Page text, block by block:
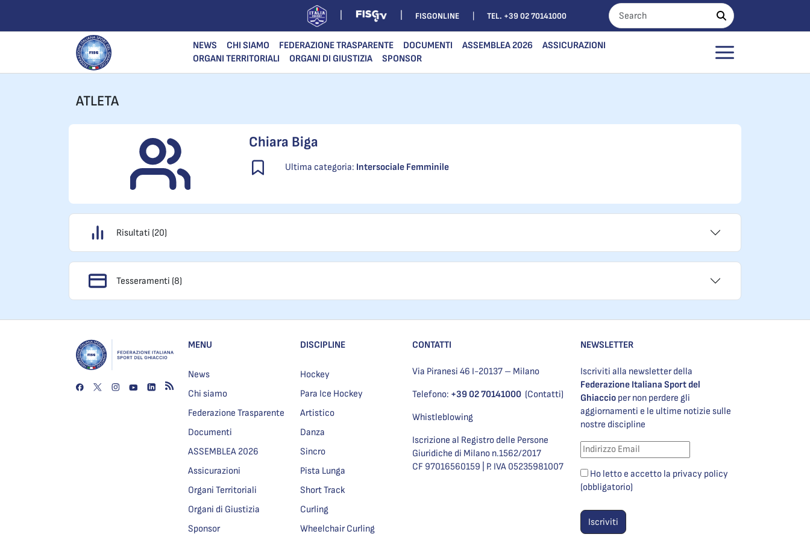
FISGONLINE TEL. +39 02 70141000
NEWS CHI SIAMO FEDERAZIONE TRASPARENTE DOCUMENTI ASSEMBLEA 2026
ASSICURAZIONI
ORGANI TERRITORIALI
ORGANI DI GIUSTIZIA SPONSOR
ATLETA
Chiara Biga
Ultima categoria: Intersociale Femminile
Risultati (20)
Tesseramenti (8)
MENU
News
Chi siamo
Federazione Trasparente
Documenti
ASSEMBLEA 2026
Assicurazioni
Organi Territoriali
Organi di Giustizia
Sponsor
DISCIPLINE
Hockey
Para Ice Hockey
Artistico
Danza
Sincro
Pista Lunga
Short Track
Curling
Wheelchair Curling
CONTATTI
Via Piranesi 46 I-20137 – Milano
Telefono: +39 02 70141000 (Contatti)
Whistleblowing
Iscrizione al Registro delle Persone
Giuridiche di Milano n.1562/2017
CF 97016560159 | P. IVA 05235981007
NEWSLETTER
Iscriviti alla newsletter della
Federazione Italiana Sport del
Ghiaccio per non perdere gli
aggiornamenti e le ultime notizie sulle
nostre discipline
Ho letto e accetto la privacy policy
(obbligatorio)